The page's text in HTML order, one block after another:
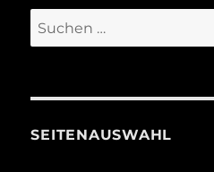
Suchen
nach:
SEITENAUSWAHL